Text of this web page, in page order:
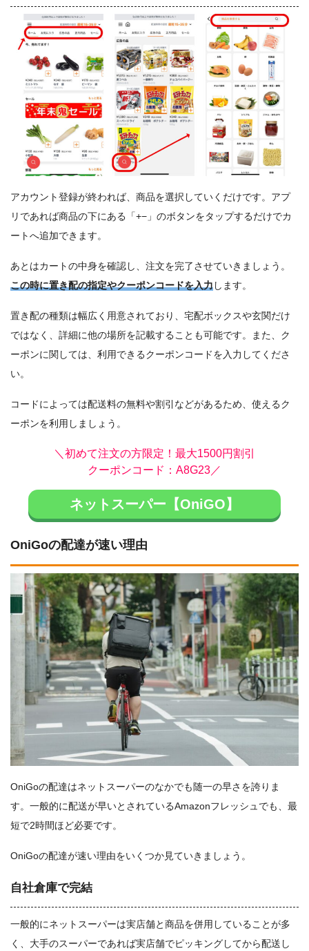
アカウント登録が終われば、商品を選択していくだけです。アプ
リであれば商品の下にある「+−」のボタンをタップするだけでカ
ートへ追加できます。
あとはカートの中身を確認し、注文を完了させていきましょう。
この時に置き配の指定やクーポンコードを入力します。
置き配の種類は幅広く用意されており、宅配ボックスや玄関だけ
ではなく、詳細に他の場所を記載することも可能です。また、ク
ーポンに関しては、利用できるクーポンコードを入力してくださ
い。
コードによっては配送料の無料や割引などがあるため、使えるク
ーポンを利用しましょう。
＼初めて注文の方限定！最大1500円割引
クーポンコード：A8G23／
ネットスーパー【OniGO】
OniGoの配達が速い理由
OniGoの配達はネットスーパーのなかでも随一の早さを誇りま
す。一般的に配送が早いとされているAmazonフレッシュでも、最
短で2時間ほど必要です。
OniGoの配達が速い理由をいくつか見ていきましょう。
自社倉庫で完結
一般的にネットスーパーは実店舗と商品を併用していることが多
く、大手のスーパーであれば実店舗でピッキングしてから配送し